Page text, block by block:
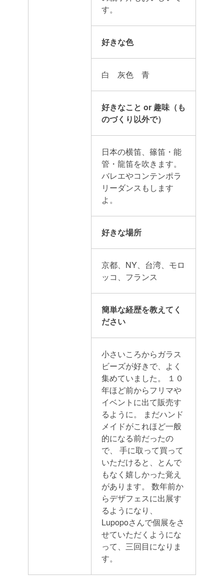
す。
好きな色
白 灰色 青
好きなこと or 趣味（も
のづくり以外で）
日本の横笛、篠笛・能
管・龍笛を吹きます。
バレエやコンテンポラ
リーダンスもします
よ。
好きな場所
京都、NY、台湾、モロ
ッコ、フランス
簡単な経歴を教えてく
ださい
小さいころからガラス
ビーズが好きで、よく
集めていました。
１０
年ほど前からフリマや
イベントに出て販売す
るように。
まだハンド
メイドがこれほど一般
的になる前だったの
で、
手に取って買って
いただけると、とんで
もなく嬉しかった覚え
があります。
数年前か
らデザフェスに出展す
るようになり、
Lupopoさんで個展をさ
せていただくようにな
って、三回目になりま
す。